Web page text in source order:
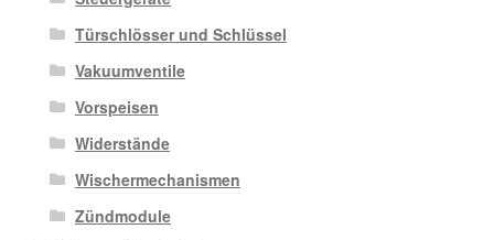
Türschlösser und Schlüssel
Vakuumventile
Vorspeisen
Widerstände
Wischermechanismen
Zündmodule